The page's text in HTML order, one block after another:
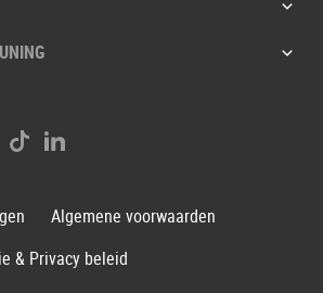
TiktokLinkedIn
Algemene voorwaarden
& Privacy beleid